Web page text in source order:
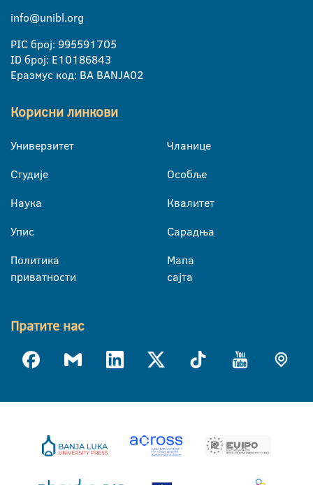
info@unibl.org
PIC број: 995591705
ID број: E10186843
Еразмус код: BA BANJA02
Корисни линкови
Универзитет
Студије
Наука
Упис
Политика
приватности
Чланице
Особље
Квалитет
Сарадња
Мапа
сајта
Пратите нас